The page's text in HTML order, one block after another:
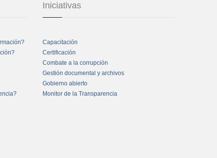
Iniciativas
Capacitación
Certificación
Combate a la corrupción
Gestión documental y archivos
Gobierno abierto
Monitor de la Transparencia